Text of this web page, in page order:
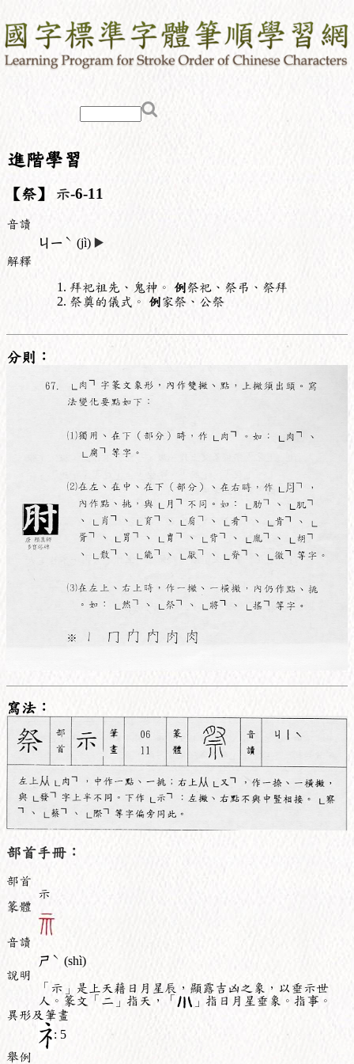
進階學習
【祭】 示-6-11
音讀
ㄐㄧ ˋ (jì) ▶️
解釋
拜祀祖先、鬼神。 例祭祀、祭弔、祭拜
祭奠的儀式。 例家祭、公祭
分則：
寫法：
部首手冊：
部首
示
篆體
音讀
ㄕ ˋ (shì)
說明
「示」是上天藉日月星辰，顯露吉凶之象，以垂示世
人。篆文「二」指天，「
」指日月星垂象。指事。
異形及筆畫
: 5
舉例